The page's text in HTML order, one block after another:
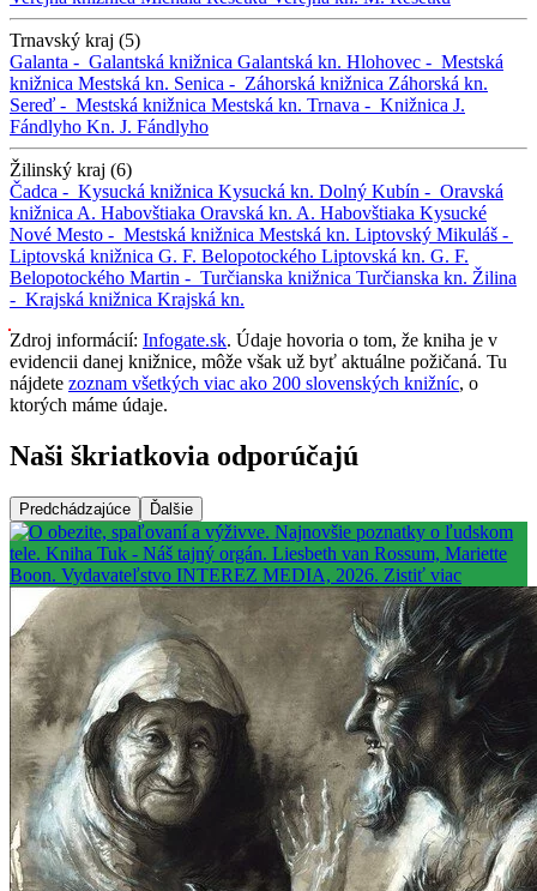
Trnavský kraj (5)
Galanta - Galantská knižnica Galantská kn. Hlohovec - Mestská
knižnica Mestská kn. Senica - Záhorská knižnica Záhorská kn.
Sereď - Mestská knižnica Mestská kn. Trnava - Knižnica J.
Fándlyho Kn. J. Fándlyho
Žilinský kraj (6)
Čadca - Kysucká knižnica Kysucká kn. Dolný Kubín - Oravská
knižnica A. Habovštiaka Oravská kn. A. Habovštiaka Kysucké
Nové Mesto - Mestská knižnica Mestská kn. Liptovský Mikuláš -
Liptovská knižnica G. F. Belopotockého Liptovská kn. G. F.
Belopotockého Martin - Turčianska knižnica Turčianska kn. Žilina
- Krajská knižnica Krajská kn.
Zdroj informácií: Infogate.sk. Údaje hovoria o tom, že kniha je v
evidencii danej knižnice, môže však už byť aktuálne požičaná. Tu
nájdete zoznam všetkých viac ako 200 slovenských knižníc, o
ktorých máme údaje.
Naši škriatkovia odporúčajú
Predchádzajúce Ďalšie